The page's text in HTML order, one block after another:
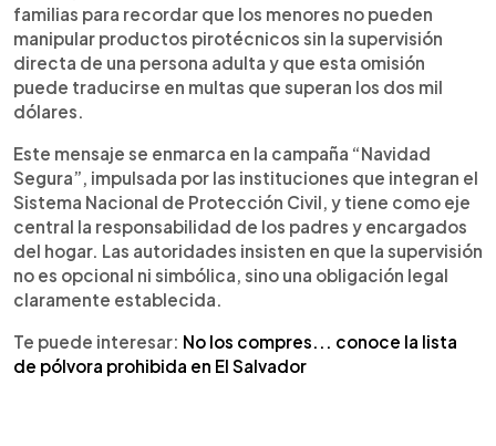
Pirotecnia establece sanciones mayores si los
menores son expuestos a entornos peligrosos,
como fábricas o espectáculos pirotécnicos. La
campaña “Navidad Segura” refuerza la
responsabilidad de padres y cuidadores para
legales.
familias para recordar que los menores no pueden
manipular productos pirotécnicos sin la supervisión
directa de una persona adulta y que esta omisión
puede traducirse en multas que superan los dos mil
dólares.
Este mensaje se enmarca en la campaña “Navidad
Segura”, impulsada por las instituciones que integran el
Sistema Nacional de Protección Civil, y tiene como eje
central la responsabilidad de los padres y encargados
del hogar. Las autoridades insisten en que la supervisión
no es opcional ni simbólica, sino una obligación legal
claramente establecida.
Te puede interesar: No los compres... conoce la lista
de pólvora prohibida en El Salvador